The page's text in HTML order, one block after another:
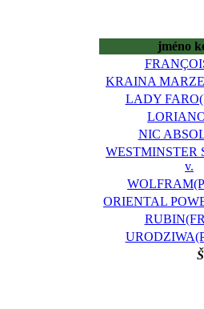
jméno
KRAINA
LADY
NIC
WESTMINSTER
v.
ORIENTAL